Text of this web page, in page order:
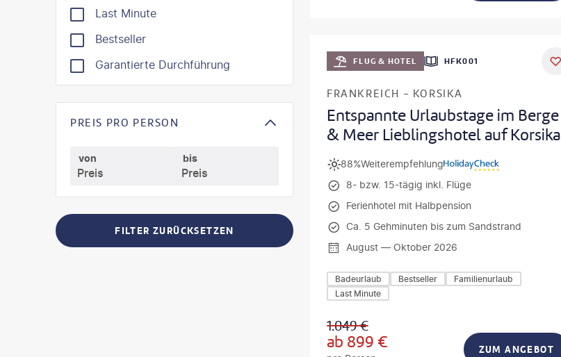
Last Minute
Bestseller
Garantierte Durchführung
PREIS PRO PERSON
von bis
FILTER ZURÜCKSETZEN
DEAL
FLUG & HOTEL HFK001
FRANKREICH - KORSIKA
Entspannte Urlaubstage im Berge
& Meer Lieblingshotel auf Korsika
Weiterempfehlung
88%
8- bzw. 15-tägig inkl. Flüge
Ferienhotel mit Halbpension
Ca. 5 Gehminuten bis zum Sandstrand
August — Oktober 2026
Badeurlaub Bestseller
Familienurlaub
Last Minute
1.049€
ab 899 € ZUM ANGEBOT